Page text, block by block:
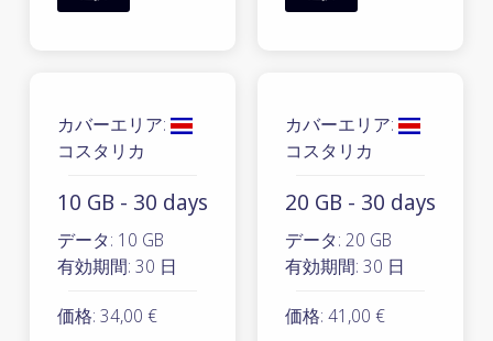
カバーエリア:
コスタリカ
10 GB - 30 days
データ: 10 GB
有効期間: 30 日
価格: 34,00 €
カバーエリア:
コスタリカ
20 GB - 30 days
データ: 20 GB
有効期間: 30 日
価格: 41,00 €